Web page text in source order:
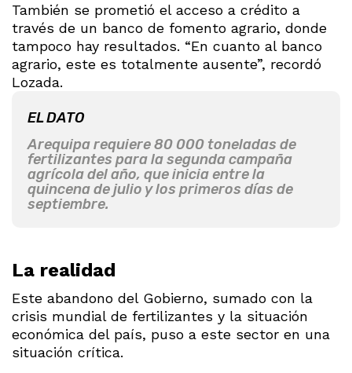
También se prometió el acceso a crédito a
través de un banco de fomento agrario, donde
tampoco hay resultados. “En cuanto al banco
agrario, este es totalmente ausente”, recordó
Lozada.
EL DATO
Arequipa requiere 80 000 toneladas de
fertilizantes para la segunda campaña
agrícola del año, que inicia entre la
quincena de julio y los primeros días de
septiembre.
La realidad
Este abandono del Gobierno, sumado con la
crisis mundial de fertilizantes y la situación
económica del país, puso a este sector en una
situación crítica.